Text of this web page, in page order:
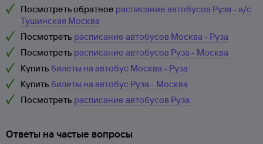
Посмотреть обратное расписание автобусов Руза - а/с
Тушинская Москва
Посмотреть расписание автобусов Москва - Руза
Посмотреть расписание автобусов Руза - Москва
Купить билеты на автобус Москва - Руза
Купить билеты на автобус Руза - Москва
Посмотреть расписание автобусов Руза
Ответы на частые вопросы